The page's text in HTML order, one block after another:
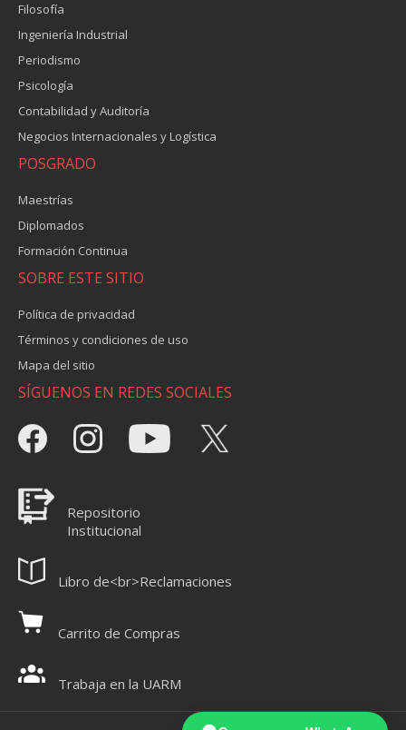
Filosofía
Ingeniería Industrial
Periodismo
Psicología
Contabilidad y Auditoría
Negocios Internacionales y Logística
POSGRADO
Maestrías
Diplomados
Formación Continua
SOBRE ESTE SITIO
Política de privacidad
Términos y condiciones de uso
Mapa del sitio
SÍGUENOS EN REDES SOCIALES
Repositorio
Institucional
Libro de<br>Reclamaciones
Carrito de Compras
Trabaja en la UARM